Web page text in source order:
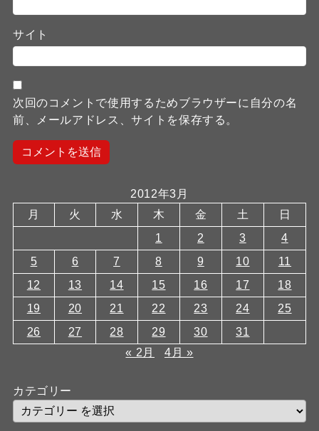
サイト
次回のコメントで使用するためブラウザーに自分の名
前、メールアドレス、サイトを保存する。
2012年3月
月
火 水 木 金 土
日
1
2 3
4
5
6 7 8 9 10
11
12
13 14 15 16 17
18
19
20 21 22 23 24
25
26
27 28 29 30
31
« 2月
4月 »
カテゴリー